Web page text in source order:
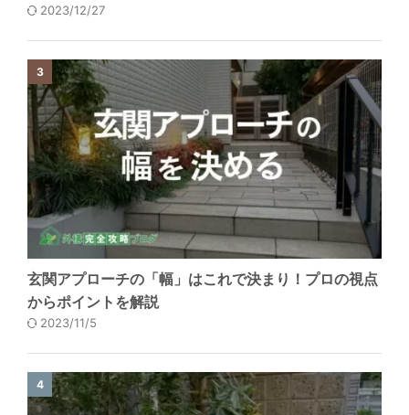
2023/12/27
3
玄関アプローチの「幅」はこれで決まり！プロの視点
からポイントを解説
2023/11/5
4